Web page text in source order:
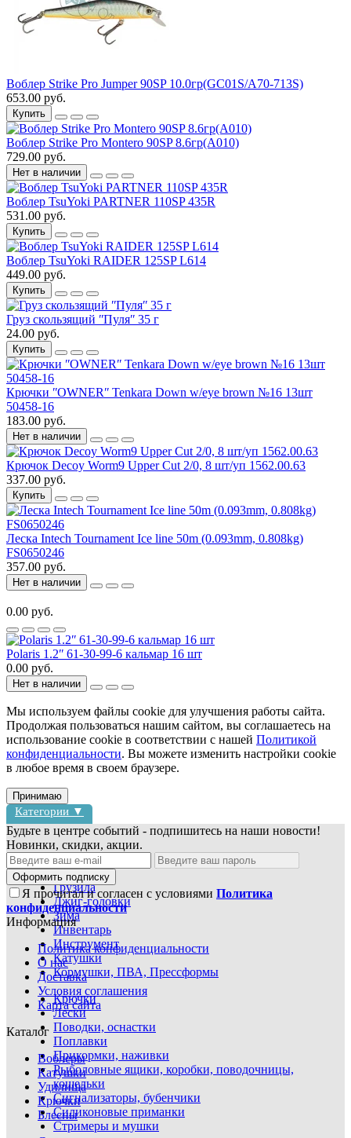
Воблер Strike Pro Jumper 90SP 10.0гр(GC01S/A70-713S)
653.00 руб.
Купить
Воблер Strike Pro Montero 90SP 8.6гр(A010)
729.00 руб.
Нет в наличии
Воблер TsuYoki PARTNER 110SP 435R
531.00 руб.
Купить
Воблер TsuYoki RAIDER 125SP L614
449.00 руб.
Купить
Груз скользящий ʺПуляʺ 35 г
24.00 руб.
Купить
Крючки ʺOWNERʺ Tenkara Down w/eye brown №16 13шт
50458-16
183.00 руб.
Нет в наличии
Крючок Decoy Worm9 Upper Cut 2/0, 8 шт/уп 1562.00.63
337.00 руб.
Купить
Леска Intech Tournament Ice line 50m (0.093mm, 0.808kg)
FS0650246
357.00 руб.
Нет в наличии
0.00 руб.
Polaris 1.2ʺ 61-30-99-6 кальмар 16 шт
0.00 руб.
Нет в наличии
Мы используем файлы cookie для улучшения работы сайта.
Продолжая пользоваться нашим сайтом, вы соглашаетесь на
использование cookie в соответствии с нашей Политикой
конфиденциальности. Вы можете изменить настройки cookie
в любое время в своем браузере.
Принимаю
Категории ▼
Блесны
Воблеры
Грузила
Джиг-головки
Зима
Инвентарь
Инструмент
Катушки
Кормушки, ПВА, Прессформы
Крючки
Лески
Поводки, оснастки
Поплавки
Прикормки, наживки
Рыболовные ящики, коробки, поводочницы,
кошельки
Сигнализаторы, бубенчики
Силиконовые приманки
Стримеры и мушки
Будьте в центре событий - подпишитесь на наши новости!
Новинки, скидки, акции.
Оформить подписку
Я прочитал и согласен с условиями Политика
конфиденциальности
Информация
Политика конфиденциальности
О нас
Доставка
Условия соглашения
Карта сайта
Каталог
Воблеры
Катушки
Удилища
Крючки
Блесны